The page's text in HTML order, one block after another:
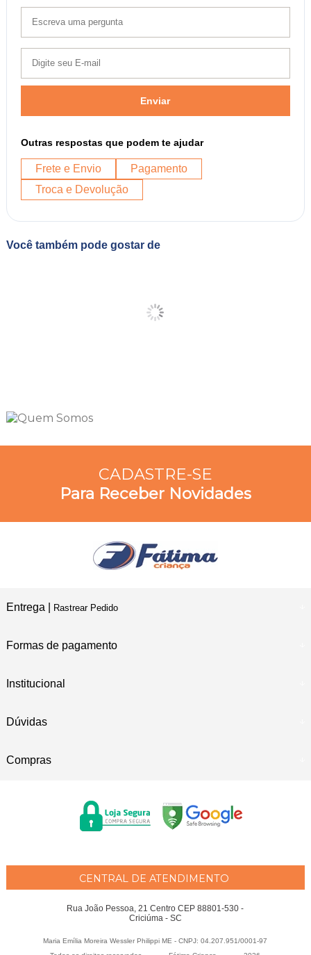
Enviar
Outras respostas que podem te ajudar
Frete e Envio
Pagamento
Troca e Devolução
Você também pode gostar de
CADASTRE-SE
Para Receber Novidades
Entrega | Rastrear Pedido
Formas de pagamento
Institucional
Dúvidas
Compras
CENTRAL DE ATENDIMENTO
Rua João Pessoa, 21 Centro CEP 88801-530 -
Criciúma - SC
Maria Emília Moreira Wessler Philippi ME - CNPJ: 04.207.951/0001-97